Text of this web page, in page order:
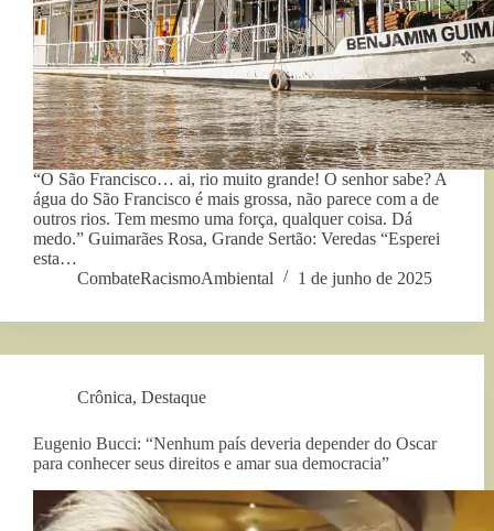
“O São Francisco… ai, rio muito grande! O senhor sabe? A
água do São Francisco é mais grossa, não parece com a de
outros rios. Tem mesmo uma força, qualquer coisa. Dá
medo.” Guimarães Rosa, Grande Sertão: Veredas “Esperei
esta…
CombateRacismoAmbiental
1 de junho de 2025
Crônica, Destaque
Eugenio Bucci: “Nenhum país deveria depender do Oscar
para conhecer seus direitos e amar sua democracia”